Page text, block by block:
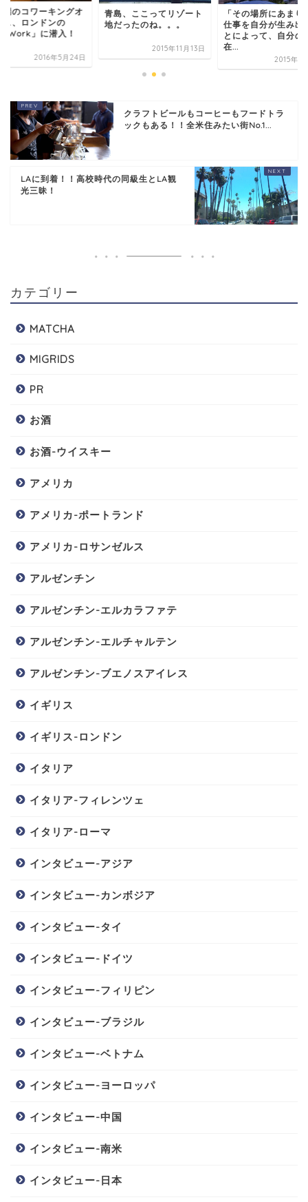
端のコワーキングオ
ス、ロンドンの
」に潜入！
2016年5月24日
青島、ここってリゾート
地だったのね。。。
2015年11月13日
「その場所にあまり
仕事を自分が生み出
とによって、自分の
在...
2015年10
クラフトビールもコーヒーもフードトラ
ックもある！！全米住みたい街No.1...
LAに到着！！高校時代の同級生とLA観
光三昧！
カテゴリー
MATCHA
MIGRIDS
PR
お酒
お酒-ウイスキー
アメリカ
アメリカ-ポートランド
アメリカ-ロサンゼルス
アルゼンチン
アルゼンチン-エルカラファテ
アルゼンチン-エルチャルテン
アルゼンチン-ブエノスアイレス
イギリス
イギリス-ロンドン
イタリア
イタリア-フィレンツェ
イタリア-ローマ
インタビュー-アジア
インタビュー-カンボジア
インタビュー-タイ
インタビュー-ドイツ
インタビュー-フィリピン
インタビュー-ブラジル
インタビュー-ベトナム
インタビュー-ヨーロッパ
インタビュー-中国
インタビュー-南米
インタビュー-日本